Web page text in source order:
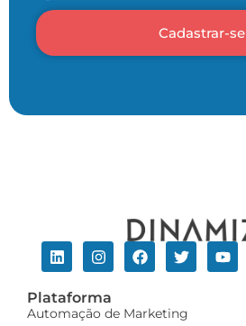
Cadastrar-se
Plataforma
Automação de Marketing